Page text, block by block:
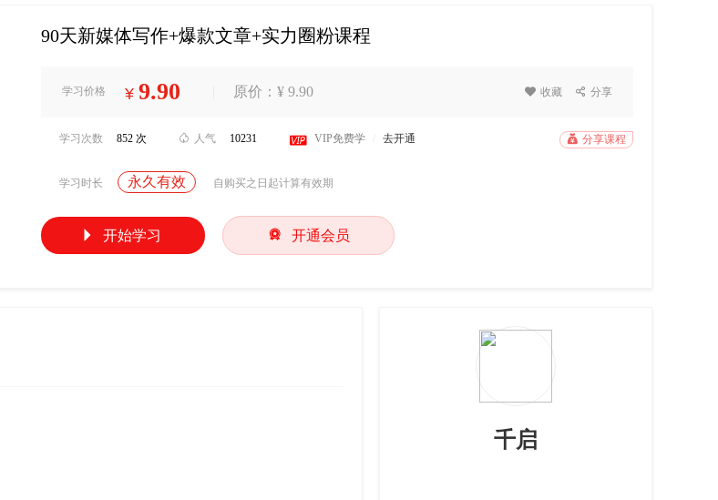
90天新媒体写作+爆款文章+实力圈粉课程
学习价格 ¥ 9.90 原价：¥ 9.90  收藏  分享
学习次数 852 次  人气 10231  VIP免费学 去开通  分享课程
学习时长 永久有效 自购买之日起计算有效期
 开始学习  开通会员
千启